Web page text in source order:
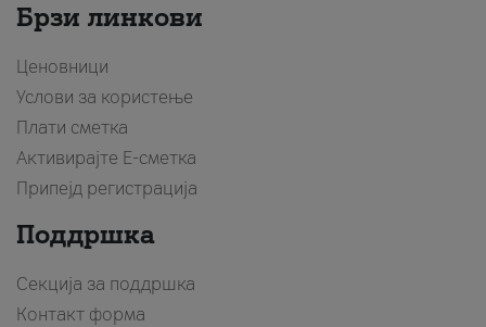
Брзи линкови
Ценовници
Услови за користење
Плати сметка
Активирајте Е-сметка
Припејд регистрација
Поддршка
Секција за поддршка
Контакт форма